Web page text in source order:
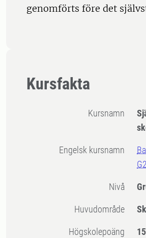
genomförts före det
Kursfakta
Kursnamn
Engelsk kursnamn
Nivå
Huvudområde
högskolepoäng